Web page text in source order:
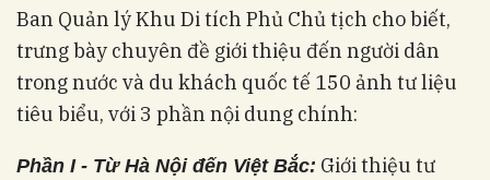
Ban Quản lý Khu Di tích Phủ Chủ tịch cho biết,
trưng bày chuyên đề giới thiệu đến người dân
trong nước và du khách quốc tế 150 ảnh tư liệu
tiêu biểu, với 3 phần nội dung chính:
Phần I - Từ Hà Nội đến Việt Bắc: Giới thiệu tư